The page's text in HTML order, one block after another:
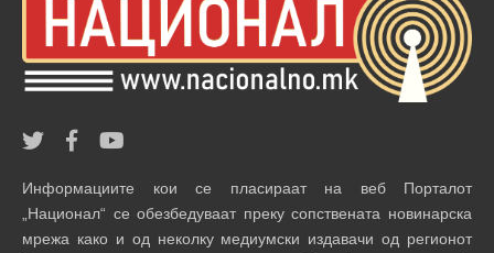
Информациите кои се пласираат на веб Порталот
„Национал“ се обезбедуваат преку сопствената новинарска
мрежа како и од неколку медиумски издавачи од регионот